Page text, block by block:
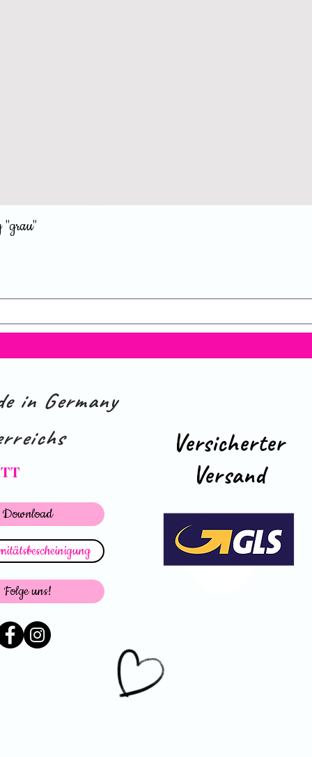
"grau"
in Germany
Download
Folge uns!
Versicherter
Versand